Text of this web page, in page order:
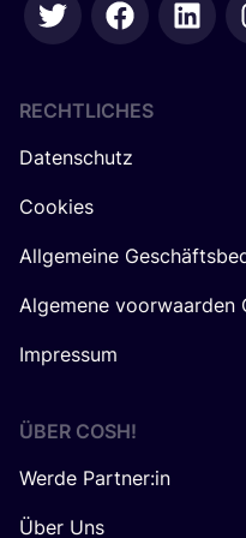
RECHTLICHES
Datenschutz
Cookies
Allgemeine
Algemene voorwaarden
Impressum
ÜBER COSH!
Werde Partner:in
Über Uns